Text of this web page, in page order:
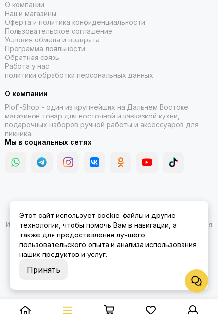
О компании
Наши магазины
Оферта и политика конфиденциальности
Пользовательское соглашение
Условия обмена и возврата
Программа лояльности
Обратная связь
Работа у нас
политики обработки персональных данных
О компании
Ploff-Shop - один из крупнейших на Дальнем Востоке
магазинов товар для восточной и кавказкой кухни,
подарочных наборов ручной работы и аксессуаров для
пикника.
Мы в социальных сетях
Амуре.Карта сайта
Информация на сайте носит ознакомительный характер и не является
публичной офертой.
Этот сайт использует cookie-файлы и другие
технологии, чтобы помочь Вам в навигации, а
также для предоставления лучшего
пользовательского опыта и анализа использования
наших продуктов и услуг.
Принять